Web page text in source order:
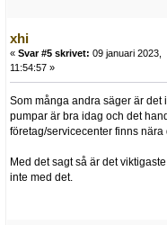
xhi
« Svar #5 skrivet: 09 januari 2023,
11:54:57 »
Som många andra säger är
pumpar är bra idag och det
företag/servicecenter finns
Med det sagt så är det
inte med det.